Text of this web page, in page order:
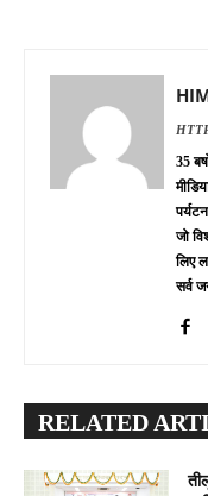
35
जो
लिए
सर्व
RELATED